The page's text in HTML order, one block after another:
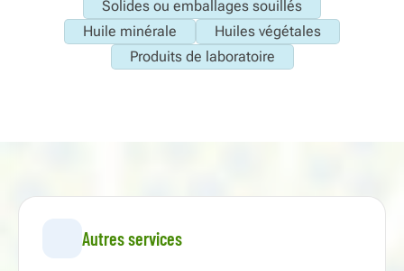
Solides ou emballages souillés
Huile minérale
Huiles végétales
Produits de laboratoire
Autres services